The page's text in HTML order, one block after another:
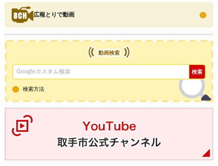
広報とりで動画
動画検索
検索方法